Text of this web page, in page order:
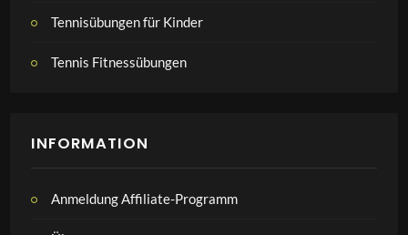
Tennisübungen für Kinder
Tennis Fitnessübungen
INFORMATION
Anmeldung Affiliate-Programm